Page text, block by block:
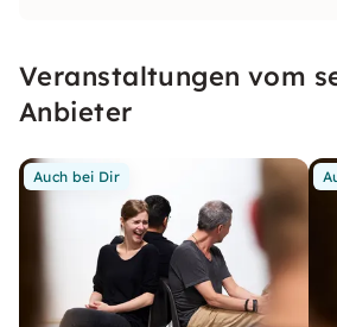
Veranstaltungen vom
Anbieter
Auch bei Dir